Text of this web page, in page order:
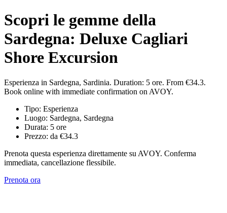
Scopri le gemme della
Sardegna: Deluxe Cagliari
Shore Excursion
Esperienza in Sardegna, Sardinia. Duration: 5 ore. From €34.3.
Book online with immediate confirmation on AVOY.
Tipo: Esperienza
Luogo: Sardegna, Sardegna
Durata: 5 ore
Prezzo: da €34.3
Prenota questa esperienza direttamente su AVOY. Conferma
immediata, cancellazione flessibile.
Prenota ora